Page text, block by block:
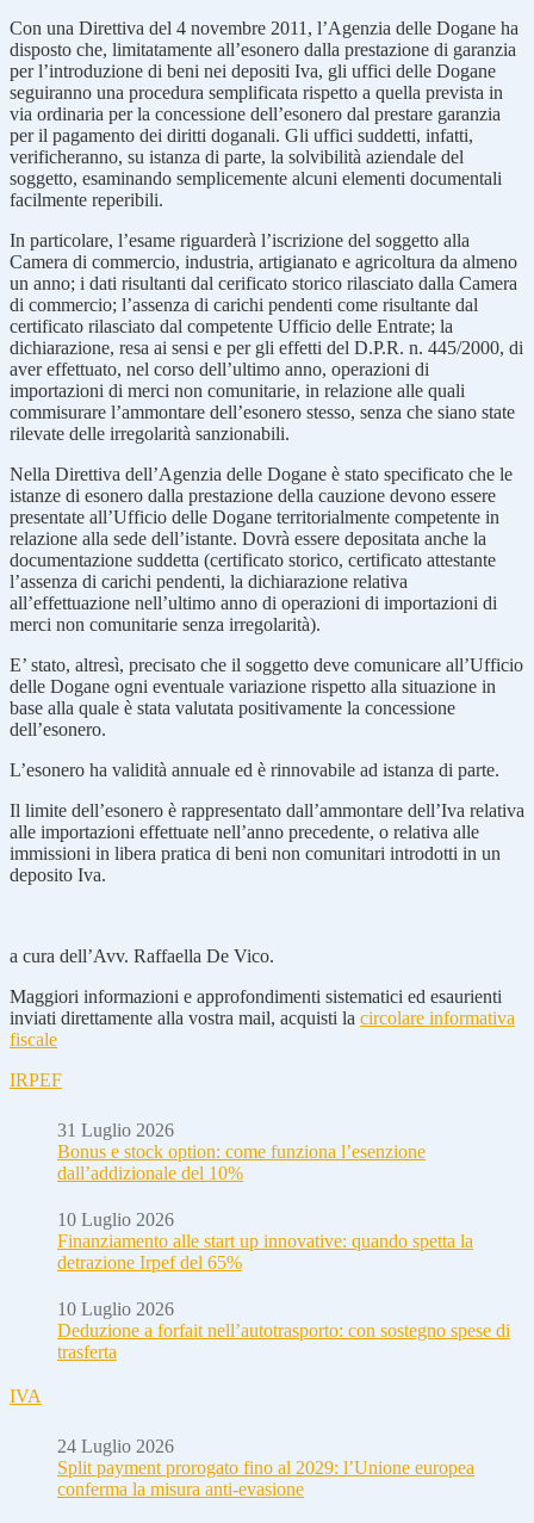
Con una Direttiva del 4 novembre 2011, l’Agenzia delle Dogane ha
disposto che, limitatamente all’esonero dalla prestazione di garanzia
per l’introduzione di beni nei depositi Iva, gli uffici delle Dogane
seguiranno una procedura semplificata rispetto a quella prevista in
via ordinaria per la concessione dell’esonero dal prestare garanzia
per il pagamento dei diritti doganali. Gli uffici suddetti, infatti,
verificheranno, su istanza di parte, la solvibilità aziendale del
soggetto, esaminando semplicemente alcuni elementi documentali
facilmente reperibili.
In particolare, l’esame riguarderà l’iscrizione del soggetto alla
Camera di commercio, industria, artigianato e agricoltura da almeno
un anno; i dati risultanti dal cerificato storico rilasciato dalla Camera
di commercio; l’assenza di carichi pendenti come risultante dal
certificato rilasciato dal competente Ufficio delle Entrate; la
dichiarazione, resa ai sensi e per gli effetti del D.P.R. n. 445/2000, di
aver effettuato, nel corso dell’ultimo anno, operazioni di
importazioni di merci non comunitarie, in relazione alle quali
commisurare l’ammontare dell’esonero stesso, senza che siano state
rilevate delle irregolarità sanzionabili.
Nella Direttiva dell’Agenzia delle Dogane è stato specificato che le
istanze di esonero dalla prestazione della cauzione devono essere
presentate all’Ufficio delle Dogane territorialmente competente in
relazione alla sede dell’istante. Dovrà essere depositata anche la
documentazione suddetta (certificato storico, certificato attestante
l’assenza di carichi pendenti, la dichiarazione relativa
all’effettuazione nell’ultimo anno di operazioni di importazioni di
merci non comunitarie senza irregolarità).
E’ stato, altresì, precisato che il soggetto deve comunicare all’Ufficio
delle Dogane ogni eventuale variazione rispetto alla situazione in
base alla quale è stata valutata positivamente la concessione
dell’esonero.
L’esonero ha validità annuale ed è rinnovabile ad istanza di parte.
Il limite dell’esonero è rappresentato dall’ammontare dell’Iva relativa
alle importazioni effettuate nell’anno precedente, o relativa alle
immissioni in libera pratica di beni non comunitari introdotti in un
deposito Iva.
a cura dell’Avv. Raffaella De Vico.
Maggiori informazioni e approfondimenti sistematici ed esaurienti
inviati direttamente alla vostra mail, acquisti la circolare informativa
fiscale
IRPEF
31 Luglio 2026
Bonus e stock option: come funziona l’esenzione
dall’addizionale del 10%
10 Luglio 2026
Finanziamento alle start up innovative: quando spetta la
detrazione Irpef del 65%
10 Luglio 2026
Deduzione a forfait nell’autotrasporto: con sostegno spese di
trasferta
IVA
24 Luglio 2026
Split payment prorogato fino al 2029: l’Unione europea
conferma la misura anti-evasione